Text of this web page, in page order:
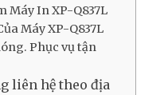
Máy In XP-Q837L
Máy XP-Q837L
Phục vụ tận
liên hệ theo địa